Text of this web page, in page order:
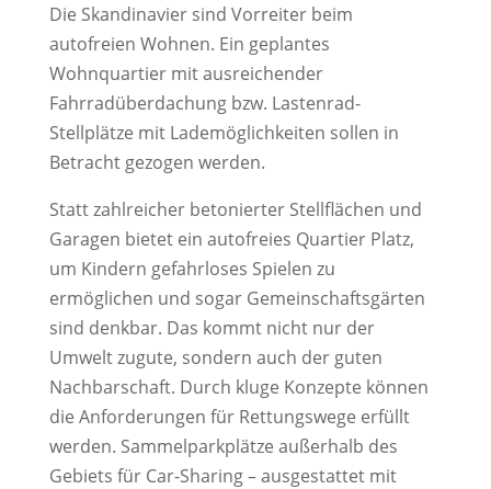
Die Skandinavier sind Vorreiter beim
autofreien Wohnen. Ein geplantes
Wohnquartier mit ausreichender
Fahrradüberdachung bzw. Lastenrad-
Stellplätze mit Lademöglichkeiten sollen in
Betracht gezogen werden.
Statt zahlreicher betonierter Stellflächen und
Garagen bietet ein autofreies Quartier Platz,
um Kindern gefahrloses Spielen zu
ermöglichen und sogar Gemeinschaftsgärten
sind denkbar. Das kommt nicht nur der
Umwelt zugute, sondern auch der guten
Nachbarschaft. Durch kluge Konzepte können
die Anforderungen für Rettungswege erfüllt
werden. Sammelparkplätze außerhalb des
Gebiets für Car-Sharing – ausgestattet mit